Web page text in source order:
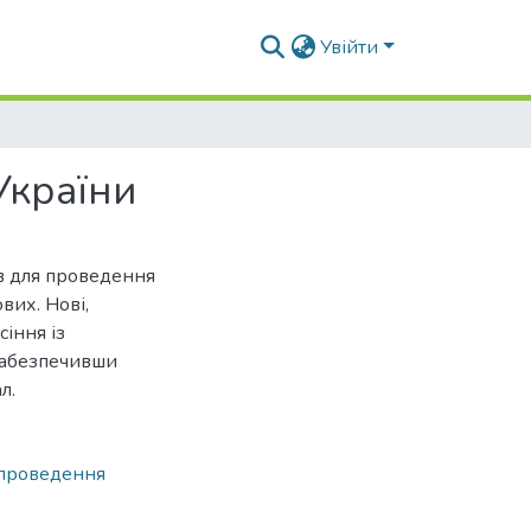
Увійти
для проведення
Нові,
із